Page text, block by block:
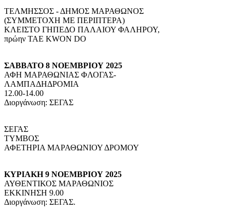
ΤΕΛΜΗΣΣΟΣ - ΔΗΜΟΣ ΜΑΡΑΘΩΝΟΣ
(ΣΥΜΜΕΤΟΧΗ ΜΕ ΠΕΡΙΠΤΕΡΑ)
ΚΛΕΙΣΤΟ ΓΗΠΕΔΟ ΠΑΛΑΙΟΥ ΦΑΛΗΡΟΥ,
πρώην TAE KWON DO
ΣΑΒΒΑΤΟ 8 ΝΟΕΜΒΡΙΟΥ 2025
ΑΦΗ ΜΑΡΑΘΩΝΙΑΣ ΦΛΟΓΑΣ-
ΛΑΜΠΑΔΗΔΡΟΜΙΑ
12.00-14.00
Διοργάνωση: ΣΕΓΑΣ
ΣΕΓΑΣ
ΤΥΜΒΟΣ
ΑΦΕΤΗΡΙΑ ΜΑΡΑΘΩΝΙΟΥ ΔΡΟΜΟΥ
ΚΥΡΙΑΚΗ 9 ΝΟΕΜΒΡΙΟΥ 2025
ΑΥΘΕΝΤΙΚΟΣ ΜΑΡΑΘΩΝΙΟΣ
ΕΚΚΙΝΗΣΗ 9.00
Διοργάνωση: ΣΕΓΑΣ.